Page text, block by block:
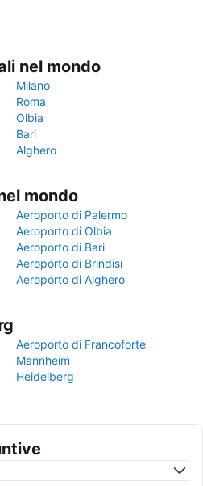
nel mondo
Milano
Roma
Olbia
Bari
Alghero
mondo
Aeroporto di Palermo
Aeroporto di Olbia
Aeroporto di Bari
Aeroporto di Brindisi
Aeroporto di Alghero
Aeroporto di Francoforte
Mannheim
Heidelberg